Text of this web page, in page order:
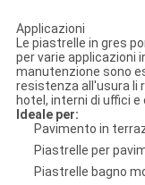
Applicazioni
Le piastrelle in gres
per varie applicazioni
manutenzione sono
resistenza all'usura li
hotel, interni di uffici
Ideale per:
Pavimento in
Piastrelle per
Piastrelle bagno